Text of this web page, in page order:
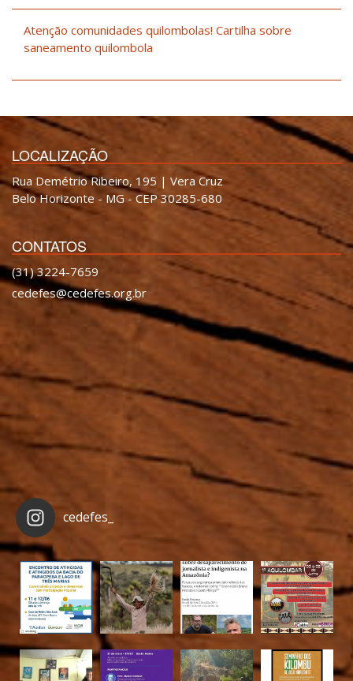
Atenção comunidades quilombolas! Cartilha sobre
saneamento quilombola
LOCALIZAÇÃO
Rua Demétrio Ribeiro, 195 | Vera Cruz
Belo Horizonte - MG - CEP 30285-680
CONTATOS
(31) 3224-7659
cedefes@cedefes.org.br
cedefes_